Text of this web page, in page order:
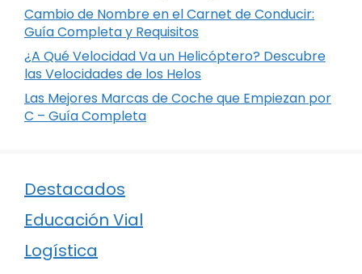
Cambio de Nombre en el Carnet de Conducir:
Guía Completa y Requisitos
¿A Qué Velocidad Va un Helicóptero? Descubre
las Velocidades de los Helos
Las Mejores Marcas de Coche que Empiezan por
C – Guía Completa
Destacados
Educación Vial
Logística